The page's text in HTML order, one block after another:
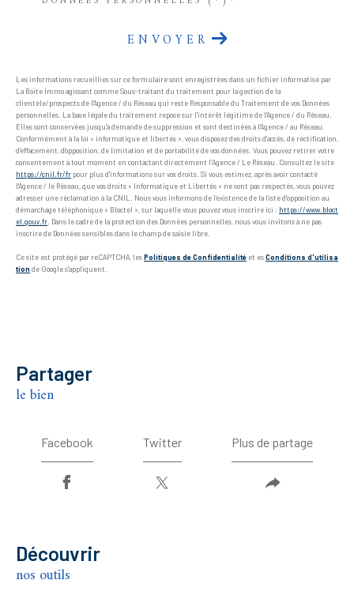
ENVOYER
Les informations recueillies sur ce formulaire sont enregistrées dans un fichier informatisé par
La Boite Immo agissant comme Sous-traitant du traitement pour la gestion de la
clientèle/prospects de l'Agence / du Réseau qui reste Responsable du Traitement de vos Données
personnelles. La base légale du traitement repose sur l'intérêt légitime de l'Agence / du Réseau.
Elles sont conservées jusqu'à demande de suppression et sont destinées à l'Agence / au Réseau.
Conformément à la loi « informatique et libertés », vous disposez des droits d’accès, de rectification,
d’effacement, d’opposition, de limitation et de portabilité de vos données. Vous pouvez retirer votre
consentement à tout moment en contactant directement l’Agence / Le Réseau. Consultez le site
https://cnil.fr/fr pour plus d’informations sur vos droits. Si vous estimez, après avoir contacté
l'Agence / le Réseau, que vos droits « Informatique et Libertés » ne sont pas respectés, vous pouvez
adresser une réclamation à la CNIL. Nous vous informons de l’existence de la liste d'opposition au
démarchage téléphonique « Bloctel », sur laquelle vous pouvez vous inscrire ici : https://www.bloct
el.gouv.fr. Dans le cadre de la protection des Données personnelles, nous vous invitons à ne pas
inscrire de Données sensibles dans le champ de saisie libre.
Ce site est protégé par reCAPTCHA, les Politiques de Confidentialité et esConditions d'utilisa
tion de Google s'appliquent.
partager
le bien
Facebook Twitter Plus de partage
découvrir
nos outils